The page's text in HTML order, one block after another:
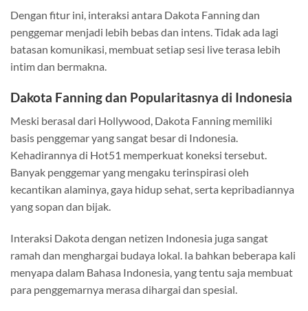
Dengan fitur ini, interaksi antara Dakota Fanning dan
penggemar menjadi lebih bebas dan intens. Tidak ada lagi
batasan komunikasi, membuat setiap sesi live terasa lebih
intim dan bermakna.
Dakota Fanning dan Popularitasnya di Indonesia
Meski berasal dari Hollywood, Dakota Fanning memiliki
basis penggemar yang sangat besar di Indonesia.
Kehadirannya di Hot51 memperkuat koneksi tersebut.
Banyak penggemar yang mengaku terinspirasi oleh
kecantikan alaminya, gaya hidup sehat, serta kepribadiannya
yang sopan dan bijak.
Interaksi Dakota dengan netizen Indonesia juga sangat
ramah dan menghargai budaya lokal. Ia bahkan beberapa kali
menyapa dalam Bahasa Indonesia, yang tentu saja membuat
para penggemarnya merasa dihargai dan spesial.